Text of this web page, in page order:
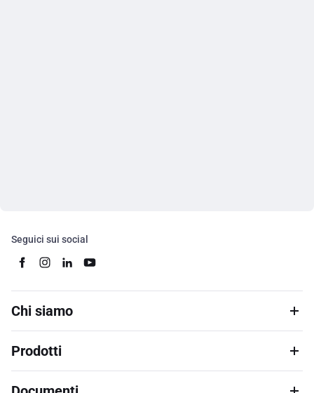
Seguici sui social
Chi siamo
Prodotti